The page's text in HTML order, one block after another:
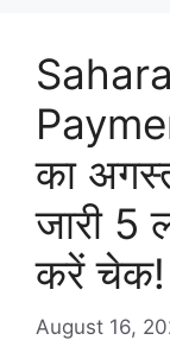
का
जारी 5
करें चेक!
August 16,